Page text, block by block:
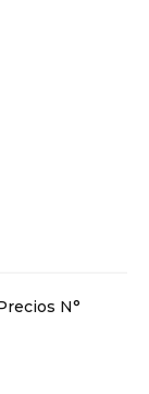
N°